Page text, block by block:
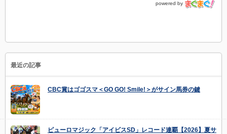
powered by
最近の記事
CBC賞はゴゴスマ＜GO GO! Smile!＞がサイン馬券の鍵
ピューロマジック「アイビスSD」レコード連覇【2026】夏サ